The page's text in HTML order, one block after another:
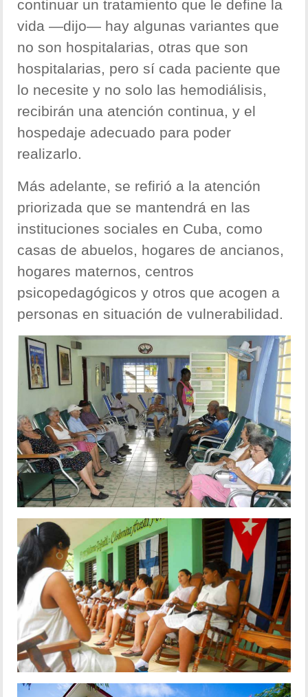
continuar un tratamiento que le define la
vida —dijo— hay algunas variantes que
no son hospitalarias, otras que son
hospitalarias, pero sí cada paciente que
lo necesite y no solo las hemodiálisis,
recibirán una atención continua, y el
hospedaje adecuado para poder
realizarlo.
Más adelante, se refirió a la atención
priorizada que se mantendrá en las
instituciones sociales en Cuba, como
casas de abuelos, hogares de ancianos,
hogares maternos, centros
psicopedagógicos y otros que acogen a
personas en situación de vulnerabilidad.